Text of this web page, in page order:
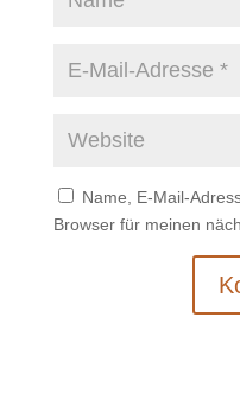
Name, E-Mail-
Browser für meinen